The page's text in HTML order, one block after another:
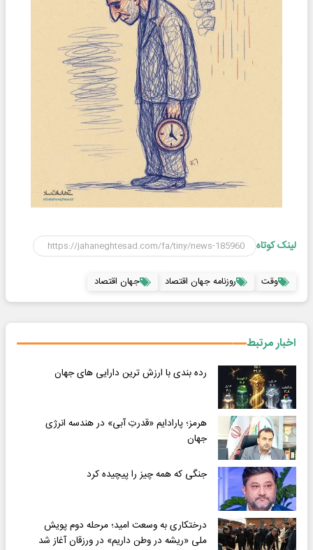
لینک کوتاه
وقت روزنامه جهان اقتصاد جهان اقتصاد
اخبار مرتبط
رده بندی با ارزش ترین دارایی های جهان
هرمز؛ پارادایم «قدرتِ آبی» در هندسه انرژی
جهان
جنگی که همه چیز را پیچیده کرد
درختکاری به وسعت امید؛ مرحله دوم پویش
ملی «ریشه در وطن داریم» در ورزقان آغاز شد